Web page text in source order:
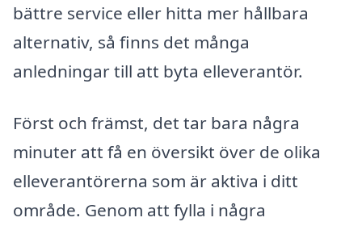
bättre service eller hitta mer hållbara
alternativ, så finns det många
anledningar till att byta elleverantör.
Först och främst, det tar bara några
minuter att få en översikt över de olika
elleverantörerna som är aktiva i ditt
område. Genom att fylla i några